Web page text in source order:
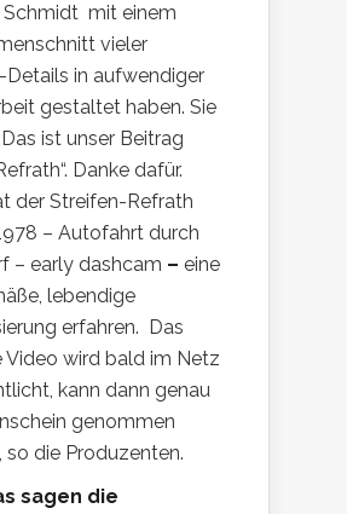
Schmidt mit einem
vieler
Details in aufwendiger
gestaltet haben. Sie
ist unser Beitrag
Danke dafür.
der Streifen-Refrath
– Autofahrt durch
– early dashcam – eine
lebendige
erfahren. Das
Video wird bald im Netz
kann dann genau
genommen
so die Produzenten.
sagen die